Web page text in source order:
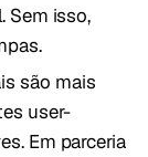
Sem isso,
são mais
user-
Em parceria